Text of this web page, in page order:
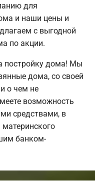
для
и наши цены и
с выгодной
по акции.
постройку дома! Мы
дома, со своей
о чем не
возможность
средствами, в
банком-